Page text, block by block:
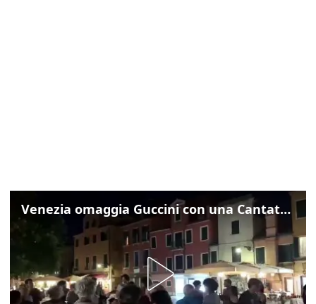
Venezia omaggia Guccini con una Cantata Anarchica in campo Santa Margherita